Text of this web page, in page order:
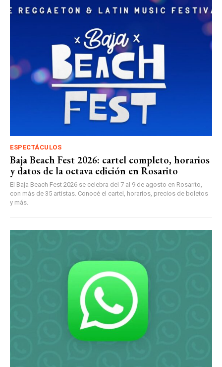
ESPECTÁCULOS
Baja Beach Fest 2026: cartel completo, horarios
y datos de la octava edición en Rosarito
El Baja Beach Fest 2026 se celebra del 7 al 9 de agosto en Rosarito,
con más de 35 artistas. Conocé el cartel, horarios, precios de boletos
y más.